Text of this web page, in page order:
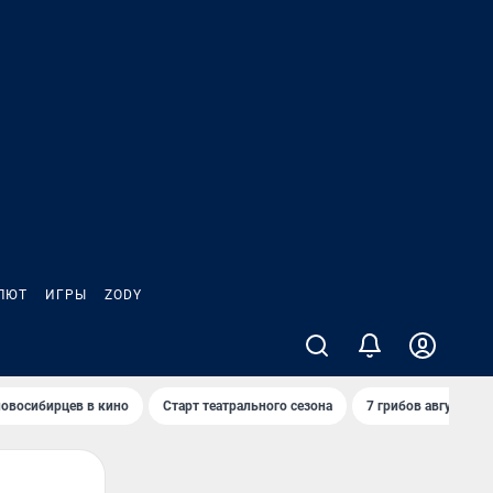
ИГРЫ ZODY
в кино Старт театрального сезона 7 грибов августа